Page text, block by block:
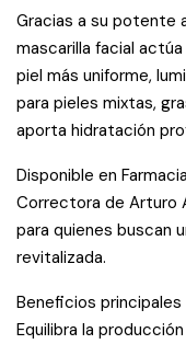
Gracias a su potente
mascarilla facial
piel más uniforme,
para pieles mixtas,
aporta hidratación
Disponible en
Correctora de Arturo
para quienes buscan
revitalizada.
Beneficios principales
Equilibra la